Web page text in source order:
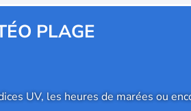
PLAGE
UV, les heures de marées ou